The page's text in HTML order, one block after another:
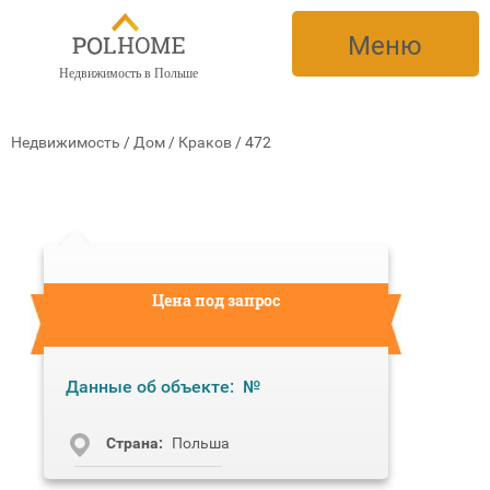
Недвижимость в Польше
Меню
Недвижимость / Дом / Краков /472
Цена под запрос
Данные об объекте: №
Cтрана: Польша